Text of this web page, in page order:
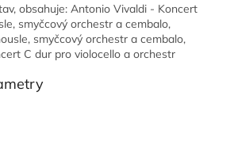
obsahuje: Antonio Vivaldi - Koncert
smyčcový orchestr a cembalo,
smyčcový orchestr a cembalo,
C dur pro violocello a orchestr